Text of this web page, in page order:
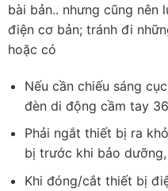
bài bản.. nhưng cũng nên
điện cơ bản; tránh đi
hoặc có
Nếu cần chiếu sáng
đèn di động cầm tay
Phải ngắt thiết bị ra
bị trước khi bảo
Khi đóng/cắt thiết bị